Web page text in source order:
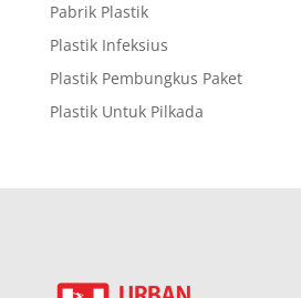
Pabrik Plastik
Plastik Infeksius
Plastik Pembungkus Paket
Plastik Untuk Pilkada